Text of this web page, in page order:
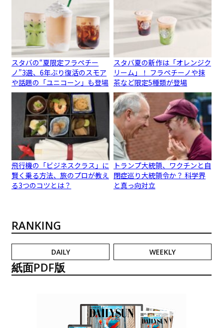
スタバの“夏限定フラペチー
ノ”3選、6年ぶり復活のスモア
や話題の「ユニコーン」も登場
スタバ夏の新作は「オレンジク
リーム」！ フラペチーノや抹
茶など限定5種類が登場
飛行機の「ビジネスクラス」に
賢く乗る方法、旅のプロが教え
る3つのコツとは？
トランプ大統領、ワクチンと自
閉症巡り大統領令か？ 科学界
と真っ向対立
RANKING
DAILY WEEKLY
紙面PDF版